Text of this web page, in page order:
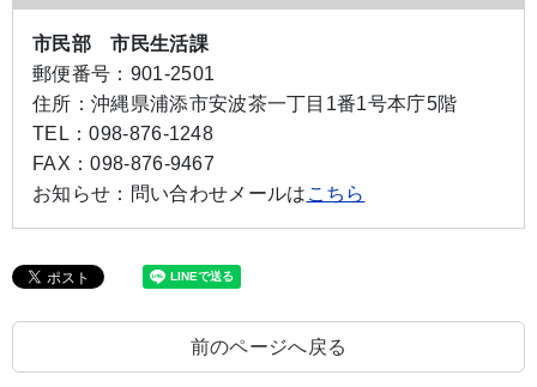
市民部 市民生活課
郵便番号： 901-2501
住所： 沖縄県浦添市安波茶一丁目1番1号本庁5階
TEL：098-876-1248
FAX：098-876-9467
お知らせ： 問い合わせメールは こちら
前のページへ戻る